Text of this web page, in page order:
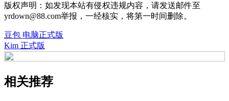
版权声明：如发现本站有侵权违规内容，请发送邮件至
yrdown@88.com举报，一经核实，将第一时间删除。
豆包 电脑正式版
Kim 正式版
相关推荐